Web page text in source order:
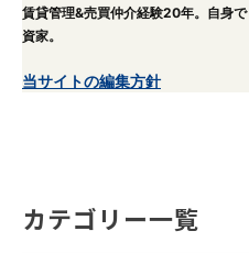
賃貸管理&売買仲介経験20年。自身
資家。
当サイトの編集方針
カテゴリー一覧